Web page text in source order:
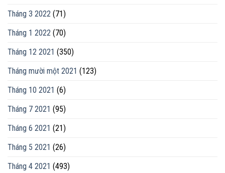
Tháng 3 2022 (71)
Tháng 1 2022 (70)
Tháng 12 2021 (350)
Tháng mười một 2021 (123)
Tháng 10 2021 (6)
Tháng 7 2021 (95)
Tháng 6 2021 (21)
Tháng 5 2021 (26)
Tháng 4 2021 (493)